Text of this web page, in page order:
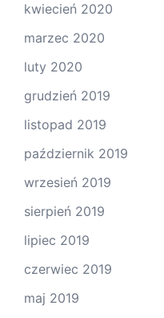
kwiecień 2020
marzec 2020
luty 2020
grudzień 2019
listopad 2019
październik 2019
wrzesień 2019
sierpień 2019
lipiec 2019
czerwiec 2019
maj 2019